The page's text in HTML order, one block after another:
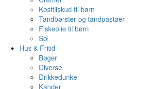
Kosttilskud til børn
Tandbørster og tandpastaer
Fiskeolie til børn
Sol
Hus & Fritid
Bøger
Diverse
Drikkedunke
Kander